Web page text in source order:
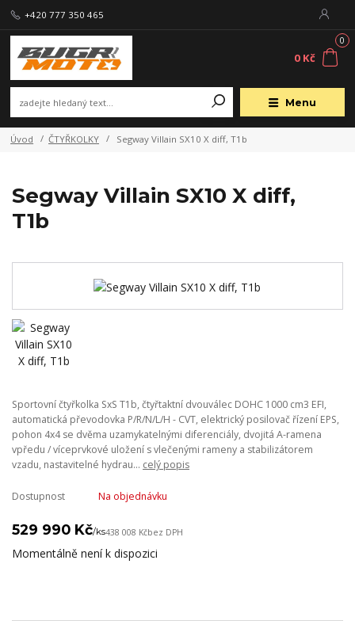
Menu
+420 777 350 465
0
0 Kč
Úvod ČTYŘKOLKY Segway Villain SX10 X diff, T1b
Segway Villain SX10 X diff,
T1b
Sportovní čtyřkolka SxS T1b, čtyřtaktní dvouválec DOHC 1000 cm3 EFI,
automatická převodovka P/R/N/L/H - CVT, elektrický posilovač řízení EPS,
pohon 4x4 se dvěma uzamykatelnými diferenciály, dvojitá A-ramena
vpředu / víceprvkové uložení s vlečenými rameny a stabilizátorem
vzadu, nastavitelné hydrau... celý popis
Dostupnost Na objednávku
529 990 Kč/ks438 008 Kčbez DPH
Momentálně není k dispozici